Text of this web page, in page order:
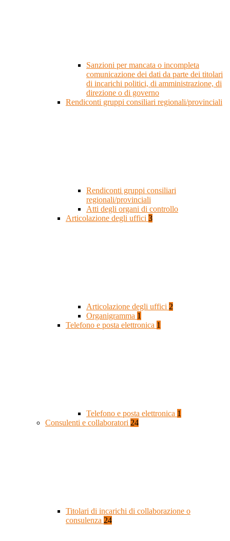
Sanzioni per mancata o incompleta
comunicazione dei dati da parte dei titolari
di incarichi politici, di amministrazione, di
direzione o di governo
Rendiconti gruppi consiliari regionali/provinciali
Rendiconti gruppi consiliari
regionali/provinciali
Atti degli organi di controllo
Articolazione degli uffici 3
Articolazione degli uffici 2
Organigramma 1
Telefono e posta elettronica 1
Telefono e posta elettronica 1
Consulenti e collaboratori 24
Titolari di incarichi di collaborazione o
consulenza 24